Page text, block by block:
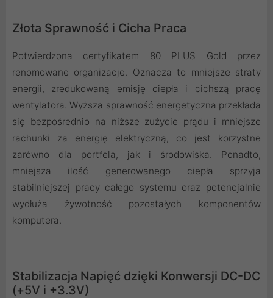
Złota Sprawność i Cicha Praca
Potwierdzona certyfikatem 80 PLUS Gold przez
renomowane organizacje. Oznacza to mniejsze straty
energii, zredukowaną emisję ciepła i cichszą pracę
wentylatora. Wyższa sprawność energetyczna przekłada
się bezpośrednio na niższe zużycie prądu i mniejsze
rachunki za energię elektryczną, co jest korzystne
zarówno dla portfela, jak i środowiska. Ponadto,
mniejsza ilość generowanego ciepła sprzyja
stabilniejszej pracy całego systemu oraz potencjalnie
wydłuża żywotność pozostałych komponentów
komputera.
Stabilizacja Napięć dzięki Konwersji DC-DC
(+5V i +3.3V)